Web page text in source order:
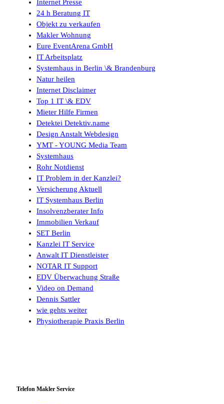
Internet Presse
24 h Beratung IT
Objekt zu verkaufen
Makler Wohnung
Eure EventArena GmbH
IT Arbeitsplatz
Systemhaus in Berlin \& Brandenburg
Natur heilen
Internet Disclaimer
Top 1 IT \& EDV
Mieter Hilfe Firmen
Detektei Detektiv.name
Design Anstalt Webdesign
YMT - YOUNG Media Team
Systemhaus
Rohr Notdienst
IT Problem in der Kanzlei?
Versicherung Aktuell
IT Systemhaus Berlin
Insolvenzberater Info
Immobilien Verkauf
SET Berlin
Kanzlei IT Service
Anwalt IT Dienstleister
NOTAR IT Support
EDV Überwachung Straße
Video on Demand
Dennis Sattler
wie gehts weiter
Physiotherapie Praxis Berlin
Telefon Makler Service